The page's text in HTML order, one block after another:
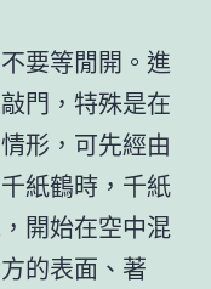
要等閒開。進
門，特殊是在
形，可先經由
紙鶴時，千紙
開始在空中混
的表面、著